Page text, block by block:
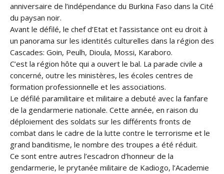
anniversaire de l’indépendance du Burkina Faso dans la Cité
du paysan noir.
Avant le défilé, le chef d’Etat et l’assistance ont eu droit à
un panorama sur les identités culturelles dans la région des
Cascades: Goin, Peulh, Dioula, Mossi, Karaboro.
C’est la région hôte qui a ouvert le bal. La parade civile a
concerné, outre les ministères, les écoles centres de
formation professionnelle et les associations.
Le défilé paramilitaire et militaire a debuté avec la fanfare
de la gendarmerie nationale. Cette année, en raison du
déploiement des soldats sur les différents fronts de
combat dans le cadre de la lutte contre le terrorisme et le
grand banditisme, le nombre des troupes a été réduit.
Ce sont entre autres l’escadron d’honneur de la
gendarmerie, le prytanée militaire de Kadiogo, l’Academie